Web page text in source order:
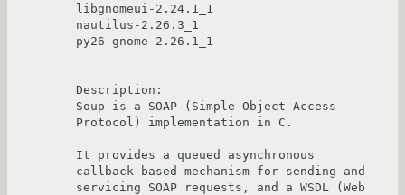
libgnomeui-2.24.1_1
nautilus-2.26.3_1
py26-gnome-2.26.1_1
Description:
Soup is a SOAP (Simple Object Access
Protocol) implementation in C.
It provides a queued asynchronous
callback-based mechanism for sending and
servicing SOAP requests, and a WSDL (Web